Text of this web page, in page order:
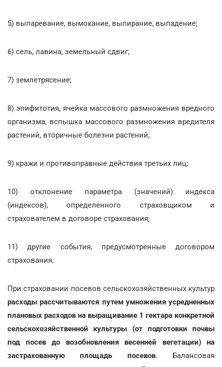
5) выпаревание, вымокание, выпирание, выпадение;
6) сель, лавина, земельный сдвиг;
7) землетрясение;
8) эпифитотия, ячейка массового размножения вредного
организма, вспышка массового размножения вредителя
растений, вторичные болезни растений;
9) кражи и противоправные действия третьих лиц;
10) отклонение параметра (значений) индекса
(индексов), определенного страховщиком и
страхователем в договоре страхования;
11) другие события, предусмотренные договором
страхования.
При страховании посевов сельскохозяйственных культур
расходы рассчитываются путем умножения усредненных
плановых расходов на выращивание 1 гектара конкретной
сельскохозяйственной культуры (от подготовки почвы
под посев до возобновления весенней вегетации) на
застрахованную площадь посевов. Балансовая